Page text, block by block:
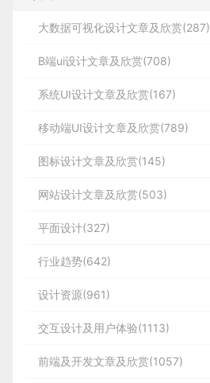
大数据可视化设计文章及欣赏(287)
B端ui设计文章及欣赏(708)
系统UI设计文章及欣赏(167)
移动端UI设计文章及欣赏(789)
图标设计文章及欣赏(145)
网站设计文章及欣赏(503)
平面设计(327)
行业趋势(642)
设计资源(961)
交互设计及用户体验(1113)
前端及开发文章及欣赏(1057)